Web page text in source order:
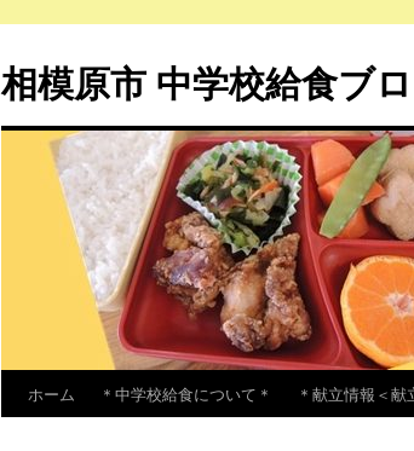
相模原市 中学校給食ブ
ホーム ＊中学校給食について＊ ＊献立情報＜献